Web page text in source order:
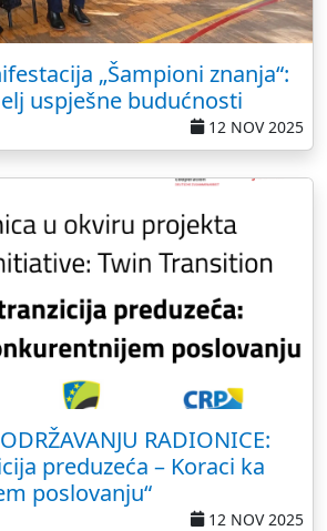
„Šampioni znanja“:
uspješne budućnosti
12 NOV 2025
RADIONICE:
preduzeća – Koraci ka
poslovanju“
12 NOV 2025